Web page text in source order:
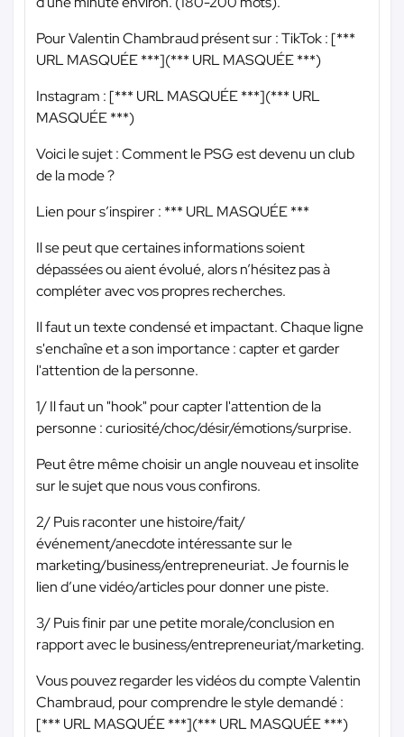
Pour Valentin Chambraud présent sur : TikTok : [***
URL MASQUÉE ***](*** URL MASQUÉE ***)
Instagram : [*** URL MASQUÉE ***](*** URL
MASQUÉE ***)
Voici le sujet : Comment le PSG est devenu un club
de la mode ?
Lien pour s’inspirer : *** URL MASQUÉE ***
Il se peut que certaines informations soient
dépassées ou aient évolué, alors n’hésitez pas à
compléter avec vos propres recherches.
Il faut un texte condensé et impactant. Chaque ligne
s'enchaîne et a son importance : capter et garder
l'attention de la personne.
1/ Il faut un "hook" pour capter l'attention de la
personne : curiosité/choc/désir/émotions/surprise.
Peut être même choisir un angle nouveau et insolite
sur le sujet que nous vous confirons.
2/ Puis raconter une histoire/fait/
événement/anecdote intéressante sur le
marketing/business/entrepreneuriat. Je fournis le
lien d’une vidéo/articles pour donner une piste.
3/ Puis finir par une petite morale/conclusion en
rapport avec le business/entrepreneuriat/marketing.
Vous pouvez regarder les vidéos du compte Valentin
Chambraud, pour comprendre le style demandé :
[*** URL MASQUÉE ***](*** URL MASQUÉE ***)